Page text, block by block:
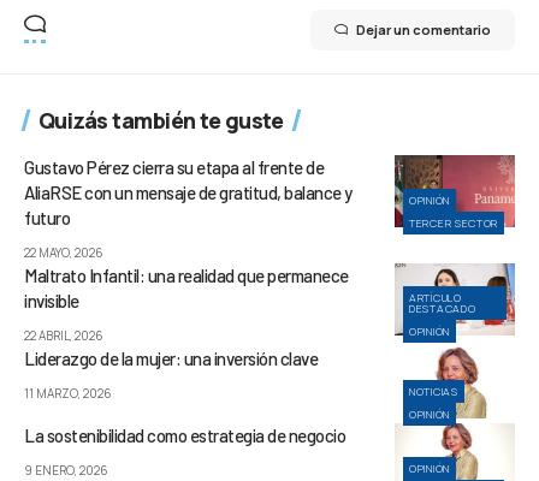
Dejar un comentario
Quizás también te guste
OPINIÓN
TERCER SECTOR
Gustavo Pérez cierra su etapa al frente de
AliaRSE con un mensaje de gratitud, balance y
futuro
22 MAYO, 2026
ARTÍCULO
DESTACADO
OPINIÓN
Maltrato Infantil: una realidad que permanece
invisible
22 ABRIL, 2026
NOTICIAS
OPINIÓN
Liderazgo de la mujer: una inversión clave
11 MARZO, 2026
OPINIÓN
La sostenibilidad como estrategia de negocio
9 ENERO, 2026